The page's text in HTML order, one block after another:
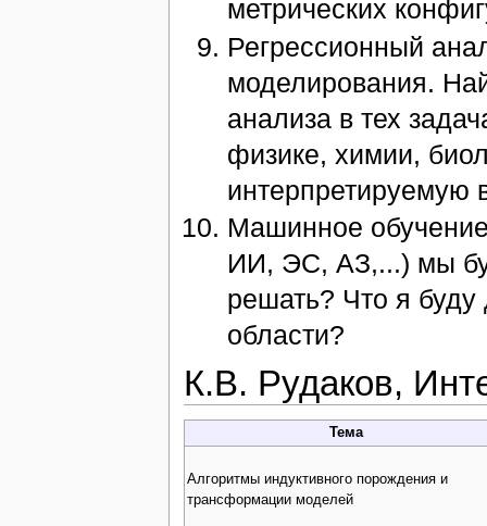
метрических
Регрессионный
моделирования.
анализа в тех
физике, химии,
интерпретируемую
Машинное
ИИ, ЭС, АЗ,...) мы
решать? Что я
области?
К.В. Рудаков,
Тема
Алгоритмы индуктивного порождения и
трансформации моделей